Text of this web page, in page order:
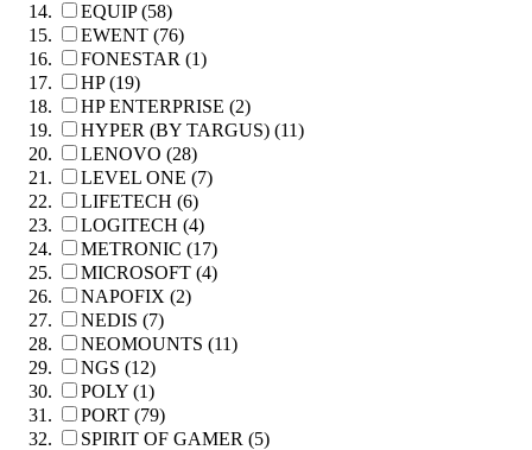
EQUIP (58)
EWENT (76)
FONESTAR (1)
HP (19)
HP ENTERPRISE (2)
HYPER (BY TARGUS) (11)
LENOVO (28)
LEVEL ONE (7)
LIFETECH (6)
LOGITECH (4)
METRONIC (17)
MICROSOFT (4)
NAPOFIX (2)
NEDIS (7)
NEOMOUNTS (11)
NGS (12)
POLY (1)
PORT (79)
SPIRIT OF GAMER (5)